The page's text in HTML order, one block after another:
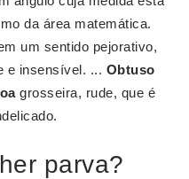
da área matemática.
um sentido pejorativo,
e insensível. ... Obtuso
grosseira, rude, que é
parva?